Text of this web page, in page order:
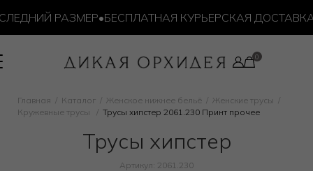
РАЗМЕР•БЕСПЛАТНАЯ КУРЬЕРСКАЯ ДОСТАВКА
Главная Каталог Женское нижнее бельё
Женские трусы
Кружевные трусы
Трусы хипстер 2061.230 Принт прочее
Трусы хипстер
Артикул: 2061.230